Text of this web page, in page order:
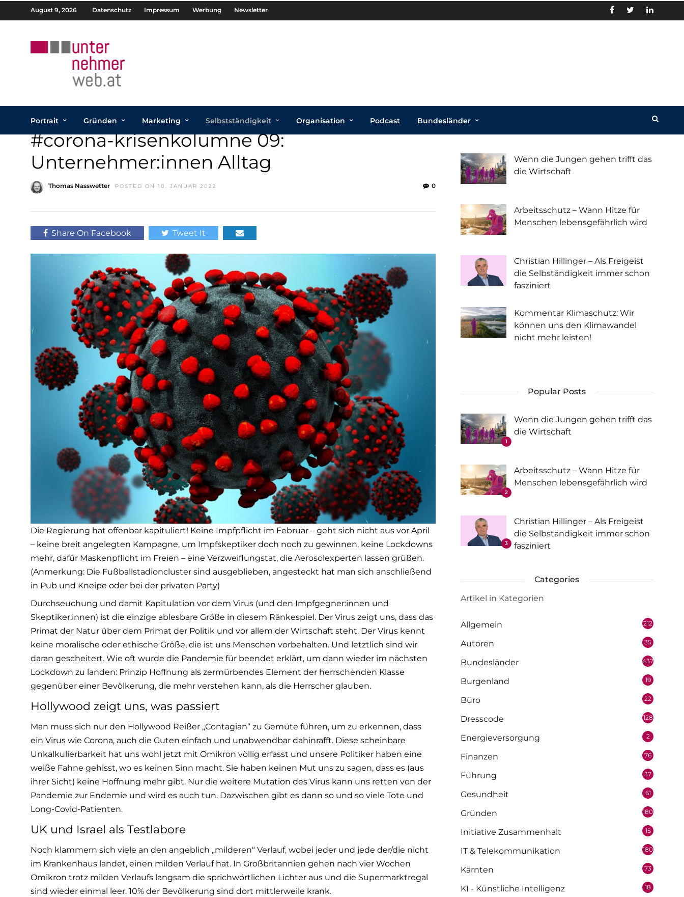
August 9, 2026 Datenschutz Impressum Werbung Newsletter
Portrait Gründen Marketing Selbstständigkeit Organisation Podcast Bundesländer
#corona-krisenkolumne 09:
Unternehmer:innen Alltag
Thomas Nasswetter POSTED ON 10. JANUAR 2022 0
Share On Facebook Tweet It
Die Regierung hat offenbar kapituliert! Keine Impfpflicht im Februar – geht sich nicht aus vor April
– keine breit angelegten Kampagne, um Impfskeptiker doch noch zu gewinnen, keine Lockdowns
mehr, dafür Maskenpflicht im Freien – eine Verzweiflungstat, die Aerosolexperten lassen grüßen.
(Anmerkung: Die Fußballstadioncluster sind ausgeblieben, angesteckt hat man sich anschließend
in Pub und Kneipe oder bei der privaten Party)
Durchseuchung und damit Kapitulation vor dem Virus (und den Impfgegner:innen und
Skeptiker:innen) ist die einzige ablesbare Größe in diesem Ränkespiel. Der Virus zeigt uns, dass das
Primat der Natur über dem Primat der Politik und vor allem der Wirtschaft steht. Der Virus kennt
keine moralische oder ethische Größe, die ist uns Menschen vorbehalten. Und letztlich sind wir
daran gescheitert. Wie oft wurde die Pandemie für beendet erklärt, um dann wieder im nächsten
Lockdown zu landen: Prinzip Hoffnung als zermürbendes Element der herrschenden Klasse
gegenüber einer Bevölkerung, die mehr verstehen kann, als die Herrscher glauben.
Hollywood zeigt uns, was passiert
Man muss sich nur den Hollywood Reißer „Contagian“ zu Gemüte führen, um zu erkennen, dass
ein Virus wie Corona, auch die Guten einfach und unabwendbar dahinrafft. Diese scheinbare
Unkalkulierbarkeit hat uns wohl jetzt mit Omikron völlig erfasst und unsere Politiker haben eine
weiße Fahne gehisst, wo es keinen Sinn macht. Sie haben keinen Mut uns zu sagen, dass es (aus
ihrer Sicht) keine Hoffnung mehr gibt. Nur die weitere Mutation des Virus kann uns retten von der
Pandemie zur Endemie und wird es auch tun. Dazwischen gibt es dann so und so viele Tote und
Long-Covid-Patienten.
UK und Israel als Testlabore
Noch klammern sich viele an den angeblich „milderen“ Verlauf, wobei jeder und jede der/die nicht
im Krankenhaus landet, einen milden Verlauf hat. In Großbritannien gehen nach vier Wochen
Omikron trotz milden Verlaufs langsam die sprichwörtlichen Lichter aus und die Supermarktregal
sind wieder einmal leer. 10% der Bevölkerung sind dort mittlerweile krank.
Wenn die Jungen gehen trifft das
die Wirtschaft
Arbeitsschutz – Wann Hitze für
Menschen lebensgefährlich wird
Christian Hillinger – Als Freigeist
die Selbständigkeit immer schon
fasziniert
Kommentar Klimaschutz: Wir
können uns den Klimawandel
nicht mehr leisten!
Popular Posts
1
Wenn die Jungen gehen trifft das
die Wirtschaft
2
Arbeitsschutz – Wann Hitze für
Menschen lebensgefährlich wird
3
Christian Hillinger – Als Freigeist
die Selbständigkeit immer schon
fasziniert
Categories
Artikel in Kategorien
Allgemein 212
Autoren 35
Bundesländer 437
Burgenland 19
Büro 22
Dresscode 128
Energieversorgung 2
Finanzen 76
Führung 37
Gesundheit 61
Gründen 180
Initiative Zusammenhalt 15
IT & Telekommunikation 180
Kärnten 73
KI - Künstliche Intelligenz 18